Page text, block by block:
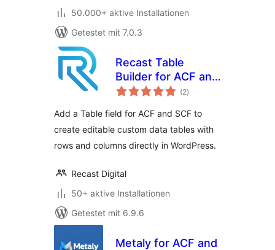
50.000+ aktive Installationen
Getestet mit 7.0.3
Recast Table
Builder for ACF and
SCF
(2Bewertungen
insgesamt
)
Add a Table field for ACF and SCF to
create editable custom data tables with
rows and columns directly in WordPress.
Recast Digital
50+ aktive Installationen
Getestet mit 6.9.6
Metaly for ACF and